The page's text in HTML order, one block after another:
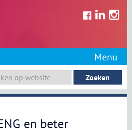
Menu
en beter